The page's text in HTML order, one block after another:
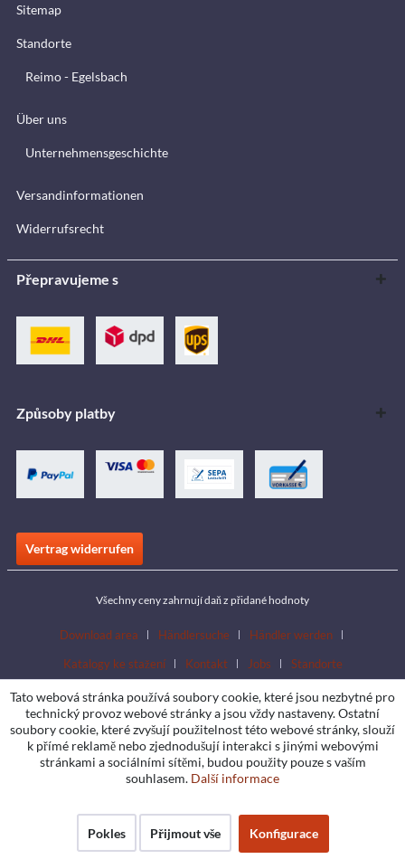
Sitemap
Standorte
Reimo - Egelsbach
Über uns
Unternehmensgeschichte
Versandinformationen
Widerrufsrecht
Přepravujeme s
Způsoby platby
Vertrag widerrufen
Všechny ceny zahrnují daň z přidané hodnoty
Download area Händlersuche
Händler werden
Katalogy ke stažení
Kontakt Jobs Standorte
Tato webová stránka používá soubory cookie, které jsou nezbytné pro
technický provoz webové stránky a jsou vždy nastaveny. Ostatní
soubory cookie, které zvyšují použitelnost této webové stránky, slouží
k přímé reklamě nebo zjednodušují interakci s jinými webovými
stránkami a sociálními sítěmi, budou použity pouze s vaším
souhlasem. Další informace
Pokles Přijmout vše Konfigurace